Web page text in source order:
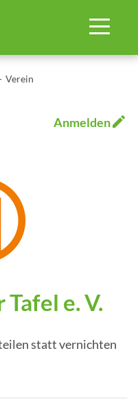
Verein
Anmelden
e. V.
statt vernichten